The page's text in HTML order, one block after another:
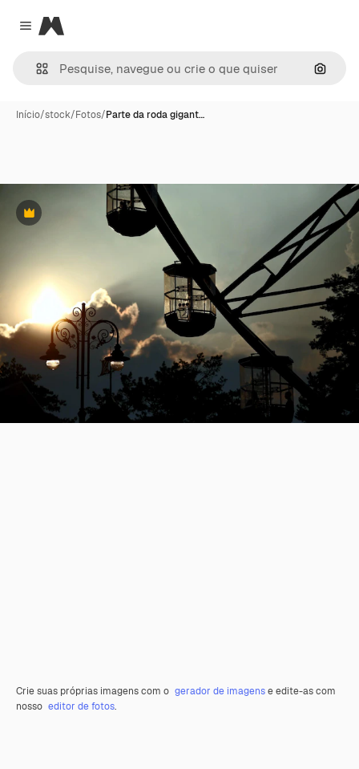
Close menu
Magnific
Início/stock/Fotos/Parte da roda gigant…
Premium
Crie suas próprias imagens com o gerador de imagense edite-as com
nosso editor de fotos.